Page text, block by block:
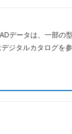
データは、一部の
ジタルカタログを